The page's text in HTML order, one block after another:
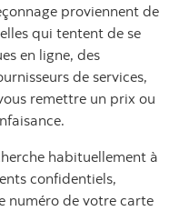
proviennent de
qui tentent de se
en ligne, des
de services,
remettre un prix ou
habituellement à
confidentiels,
numéro de votre carte